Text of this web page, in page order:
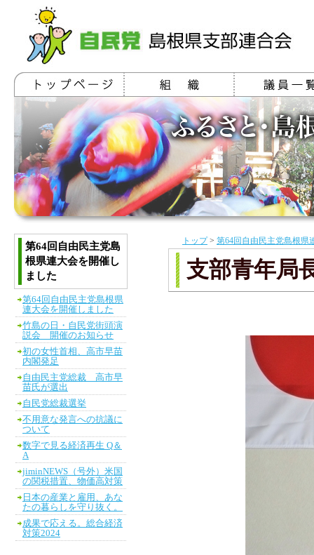
トップ> 第64回自由民主党島根県
支部青年局
第64回自由民主党島
根県連大会を開催し
ました
第64回自由民主党島根県
連大会を開催しました
竹島の日・自民党街頭演
説会 開催のお知らせ
初の女性首相、高市早苗
内閣発足
自由民主党総裁 高市早
苗氏が選出
自民党総裁選挙
不用意な発言への抗議に
ついて
数字で見る経済再生 Q＆
A
jiminNEWS（号外）米国
の関税措置、物価高対策
日本の産業と雇用、あな
たの暮らしを守り抜く。
成果で応える。総合経済
対策2024